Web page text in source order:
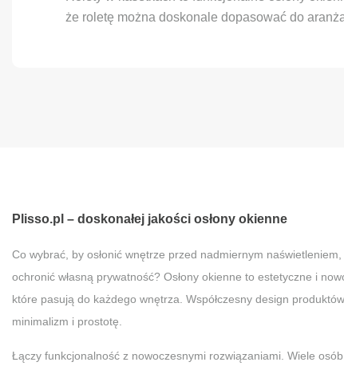
że roletę można doskonale dopasować do
Plisso.pl – doskonałej jakości osłony okienne
Co wybrać, by osłonić wnętrze przed nadmiernym
ochronić własną prywatność? Osłony okienne to estetyczne i
które pasują do każdego wnętrza. Współczesny design
minimalizm i prostotę.
Łączy funkcjonalność z nowoczesnymi rozwiązaniami. Wiele